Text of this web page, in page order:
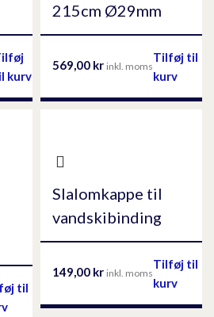
kurv
215cm Ø29mm
569,00 kr inkl. moms
Tilføj til
kurv
til
Slalomkappe til
vandskibinding
149,00 kr inkl. moms
Tilføj til
kurv